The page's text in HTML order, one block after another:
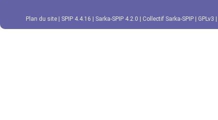
Plan du site SPIP 4.4.16 Sarka-SPIP 4.2.0 Collectif Sarka-SPIP GPLv3